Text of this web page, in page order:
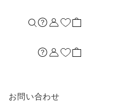
店舗案内
お問い合わせ